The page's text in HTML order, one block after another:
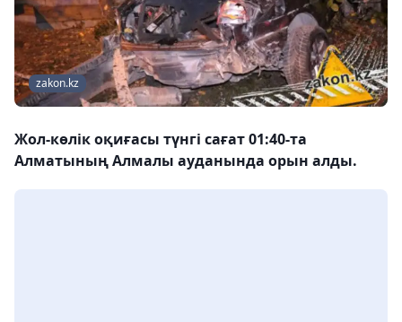
zakon.kz
Жол-көлік оқиғасы түнгі сағат 01:40-та
Алматының Алмалы ауданында орын алды.